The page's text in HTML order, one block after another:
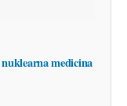
medicina